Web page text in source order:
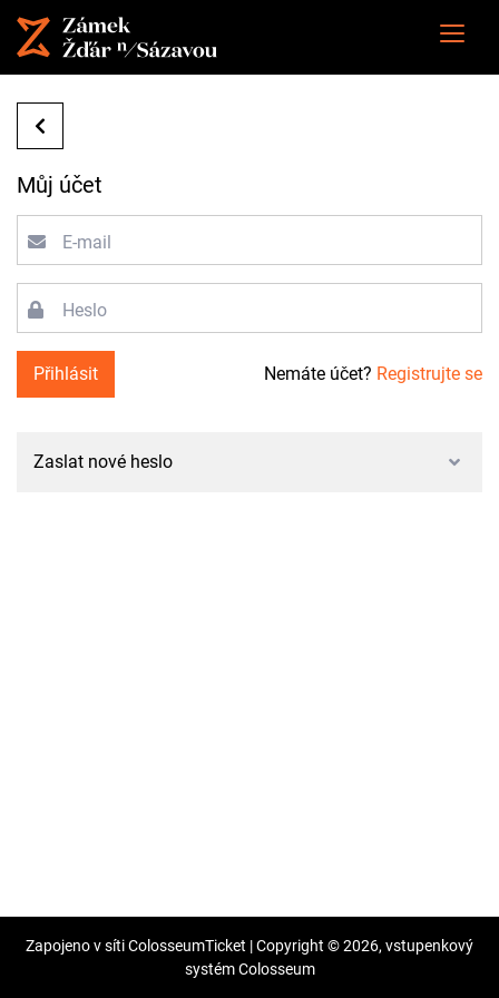
Můj účet
E-mail
Heslo
Přihlásit Nemáte účet? Registrujte se
Zaslat nové heslo
Zapojeno v sítiColosseumTicket |Copyright ©2026, vstupenkový
systém Colosseum